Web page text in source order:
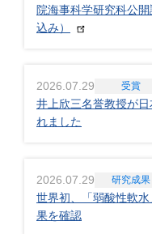
院海事科学研究科公
込み）
2026.07.29 受賞
井上欣三名誉教授が
れました
2026.07.29 研究成果
世界初、「弱酸性軟
果を確認